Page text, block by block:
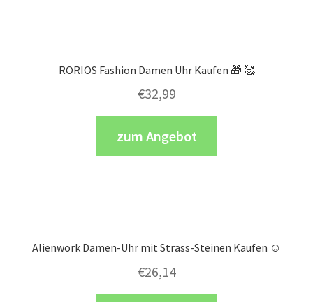
RORIOS Fashion Damen Uhr Kaufen 🎁 🥰
€32,99
zum Angebot
Alienwork Damen-Uhr mit Strass-Steinen Kaufen ☺️
€26,14